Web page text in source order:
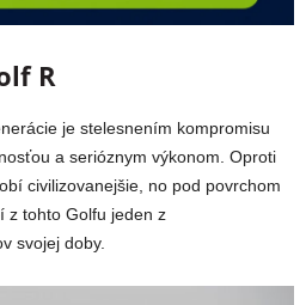
R
je stelesnením kompromisu
a serióznym výkonom. Oproti
civilizovanejšie, no pod povrchom
z tohto Golfu jeden z
svojej doby.